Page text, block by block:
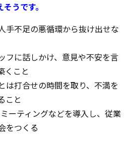
うです。
手不足の悪循環から抜け出せな
フに話しかけ、意見や不安を言
くこと
は打合せの時間を取り、不満を
こと
ーティングなどを導入し、従業
をつくる